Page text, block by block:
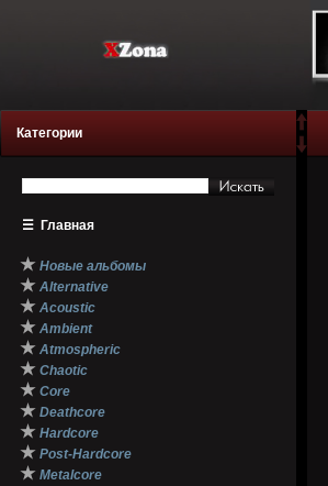
Категории
☰ Главная
★ Новые альбомы
★ Alternative
★ Acoustic
★ Ambient
★ Atmospheric
★ Chaotic
★ Core
★ Deathcore
★ Hardcore
★ Post-Hardcore
★ Metalcore